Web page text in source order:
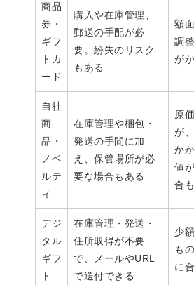
商品
券・
ギフ
トカ
ード
購入や在庫管理、
郵送の手配が必
要。紛失のリスク
もある
額
調
が
自社
商
品・
ノベ
ルテ
ィ
在庫管理や梱包・
発送の手間に加
え、保管場所が必
要な場合もある
原
が
か
値
合
デジ
タル
ギフ
ト
在庫管理・発送・
住所取得が不要
で、メールやURL
で送付できる
少
も
に